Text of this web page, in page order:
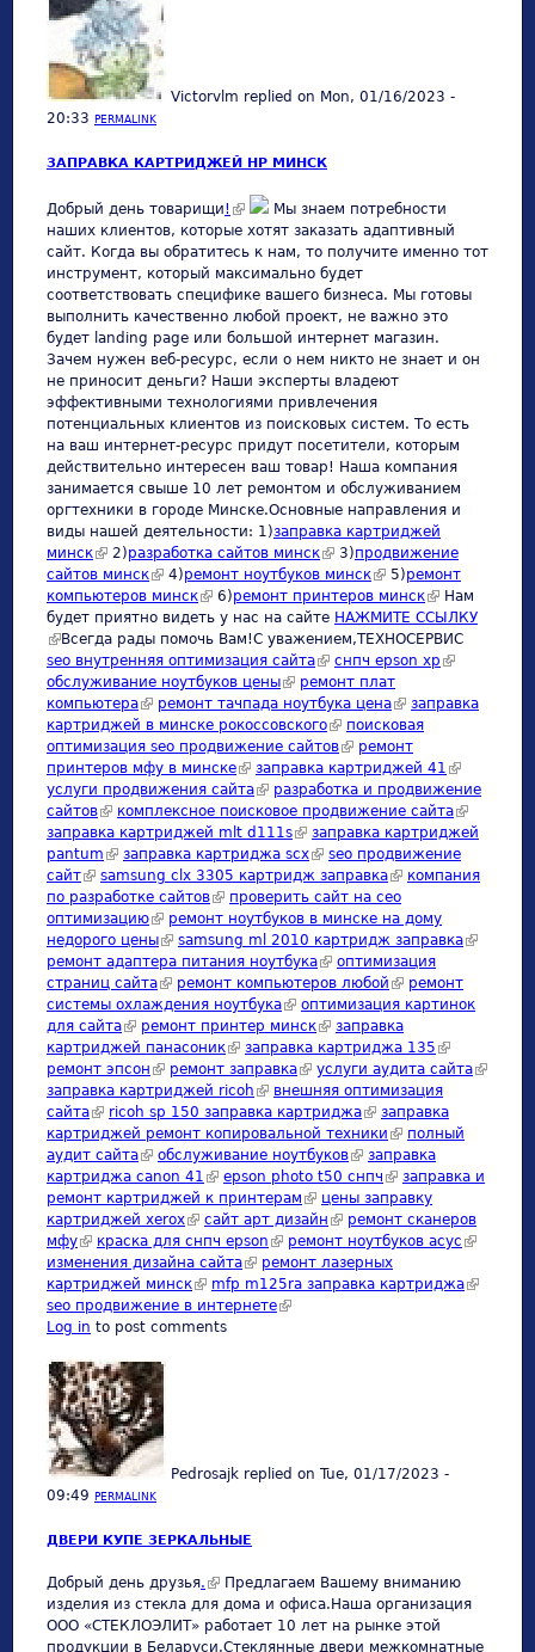
Victorvlm replied on Mon, 01/16/2023 -
20:33 PERMALINK
ЗАПРАВКА КАРТРИДЖЕЙ HP МИНСК
Добрый день товарищи! (link is external)
Мы знаем потребности
наших клиентов, которые хотят заказать адаптивный
сайт. Когда вы обратитесь к нам, то получите именно тот
инструмент, который максимально будет
соответствовать специфике вашего бизнеса. Мы готовы
выполнить качественно любой проект, не важно это
будет landing page или большой интернет магазин.
Зачем нужен веб-ресурс, если о нем никто не знает и он
не приносит деньги? Наши эксперты владеют
эффективными технологиями привлечения
потенциальных клиентов из поисковых систем. То есть
на ваш интернет-ресурс придут посетители, которым
действительно интересен ваш товар! Наша компания
занимается свыше 10 лет ремонтом и обслуживанием
оргтехники в городе Минске.Основные направления и
виды нашей деятельности: 1)заправка картриджей
минск(link is external)
2)разработка сайтов минск(link is external)
3)продвижение
сайтов минск(link is external)
4)ремонт ноутбуков минск(link is external)
5)ремонт
компьютеров минск(link is external)
6)ремонт принтеров минск(link is
external)
Нам
будет приятно видеть у нас на сайте НАЖМИТЕ ССЫЛКУ
(link is external)
Всегда рады помочь Вам!С уважением,ТЕХНОСЕРВИC
seo внутренняя оптимизация сайта(link is external)
снпч epson xp (link is
обслуживание ноутбуков цены(link is external)
ремонт плат
компьютера(link is external)
ремонт тачпада ноутбука цена(link is external)
заправка
картриджей в минске рокоссовского(link is external)
поисковая
оптимизация seo продвижение сайтов(link is external)
ремонт
принтеров мфу в минске(link is external)
заправка картриджей 41 (link is
external)
услуги продвижения сайта(link is external)
разработка и продвижение
сайтов(link is external)
комплексное поисковое продвижение сайта(link is
external)
заправка картриджей mlt d111s(link is external)
заправка картриджей
pantum (link is external)
заправка картриджа scx(link is external)
seo продвижение
сайт(link is external)
samsung clx 3305 картридж заправка(link is external)
компания
по разработке сайтов(link is external)
проверить сайт на сео
оптимизацию(link is external)
ремонт ноутбуков в минске на дому
недорого цены(link is external)
samsung ml 2010 картридж заправка(link is
ремонт адаптера питания ноутбука(link is external)
оптимизация
страниц сайта(link is external)
ремонт компьютеров любой (link is external)
ремонт
системы охлаждения ноутбука(link is external)
оптимизация картинок
для сайта(link is external)
ремонт принтер минск(link is external)
заправка
картриджей панасоник(link is external)
заправка картриджа 135 (link is
external)
ремонт эпсон (link is external)
ремонт заправка(link is external)
услуги аудита сайта(link is
заправка картриджей ricoh (link is external)
внешняя оптимизация
сайта(link is external)
ricoh sp 150 заправка картриджа(link is external)
заправка
картриджей ремонт копировальной техники (link is external)
полный
аудит сайта(link is external)
обслуживание ноутбуков(link is external)
заправка
картриджа canon 41 (link is external)
epson photo t50 снпч (link is external)
заправка и
ремонт картриджей к принтерам (link is external)
цены заправку
картриджей xerox(link is external)
сайт арт дизайн (link is external)
ремонт сканеров
мфу(link is external)
краска для снпч epson (link is external)
ремонт ноутбуков асус (link is
изменения дизайна сайта(link is external)
ремонт лазерных
картриджей минск(link is external)
mfp m125ra заправка картриджа(link is
seo продвижение в интернете(link is external)
Log in to post comments
Pedrosajk replied on Tue, 01/17/2023 -
09:49 PERMALINK
ДВЕРИ КУПЕ ЗЕРКАЛЬНЫЕ
Добрый день друзья. (link is external)
Предлагаем Вашему вниманию
изделия из стекла для дома и офиса.Наша организация
ООО «СТЕКЛОЭЛИТ» работает 10 лет на рынке этой
продукции в Беларуси.Стеклянные двери межкомнатные